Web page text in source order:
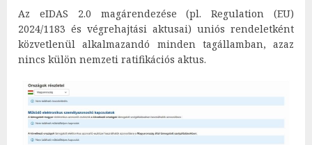
Az eIDAS 2.0 magárendezése (pl. Regulation (EU)
2024/1183 és végrehajtási aktusai) uniós rendeletként
közvetlenül alkalmazandó minden tagállamban, azaz
nincs külön nemzeti ratifikációs aktus.